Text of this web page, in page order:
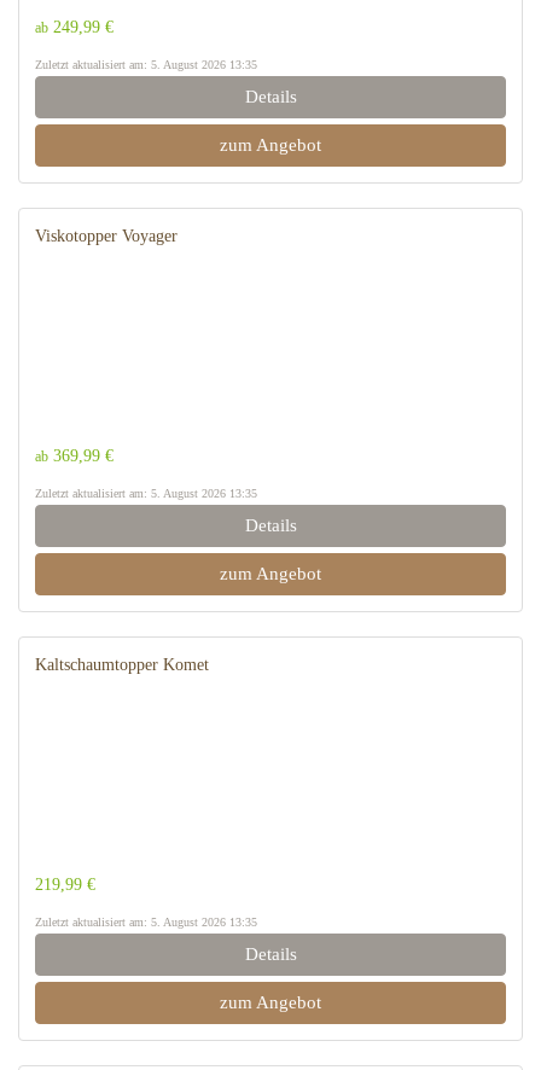
ab 249,99 €
Zuletzt aktualisiert am: 5. August 2026 13:35
Details
zum Angebot
Viskotopper Voyager
ab 369,99 €
Zuletzt aktualisiert am: 5. August 2026 13:35
Details
zum Angebot
Kaltschaumtopper Komet
219,99 €
Zuletzt aktualisiert am: 5. August 2026 13:35
Details
zum Angebot